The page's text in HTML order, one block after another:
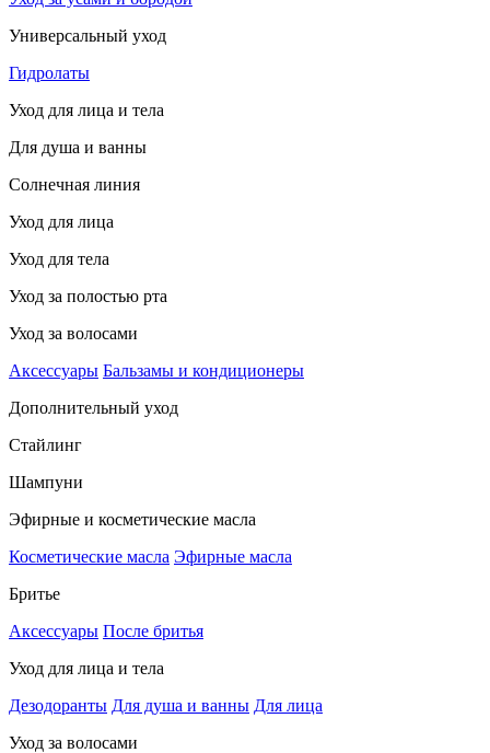
Универсальный уход
Гидролаты
Уход для лица и тела
Для душа и ванны
Солнечная линия
Уход для лица
Уход для тела
Уход за полостью рта
Уход за волосами
Аксессуары Бальзамы и кондиционеры
Дополнительный уход
Стайлинг
Шампуни
Эфирные и косметические масла
Косметические масла Эфирные масла
Бритье
Аксессуары После бритья
Уход для лица и тела
Дезодоранты Для душа и ванны Для лица
Уход за волосами